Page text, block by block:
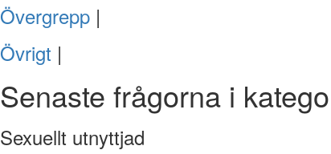
Övergrepp |
Övrigt |
Senaste frågorna i
Sexuellt utnyttjad